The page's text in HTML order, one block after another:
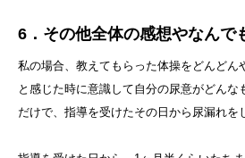
6．その他全体の感想やなんで
私の場合、教えてもらった体操をどんどん
と感じた時に意識して自分の尿意がどんな
だけで、指導を受けたその日から尿漏れを